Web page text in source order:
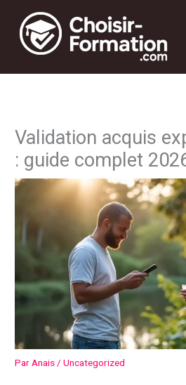
contenu
Validation acquis
: guide complet
ParAnais/Uncategorized